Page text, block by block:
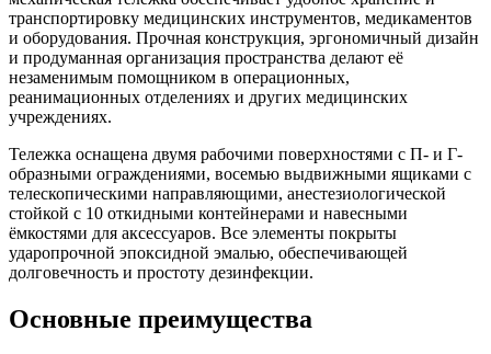
транспортировку медицинских инструментов, медикаментов
и оборудования. Прочная конструкция, эргономичный дизайн
и продуманная организация пространства делают её
незаменимым помощником в операционных,
реанимационных отделениях и других медицинских
учреждениях.
Тележка оснащена двумя рабочими поверхностями с П- и Г-
образными ограждениями, восемью выдвижными ящиками с
телескопическими направляющими, анестезиологической
стойкой с 10 откидными контейнерами и навесными
ёмкостями для аксессуаров. Все элементы покрыты
ударопрочной эпоксидной эмалью, обеспечивающей
долговечность и простоту дезинфекции.
Основные преимущества